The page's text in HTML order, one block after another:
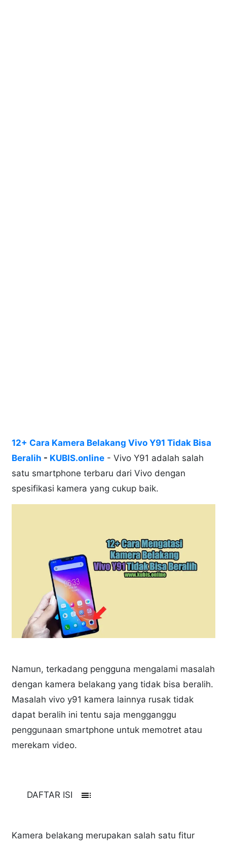
12+ Cara Kamera Belakang Vivo Y91 Tidak Bisa
Beralih - KUBIS.online - Vivo Y91 adalah salah
satu smartphone terbaru dari Vivo dengan
spesifikasi kamera yang cukup baik.
Namun, terkadang pengguna mengalami masalah
dengan kamera belakang yang tidak bisa beralih.
Masalah vivo y91 kamera lainnya rusak tidak
dapat beralih ini tentu saja mengganggu
penggunaan smartphone untuk memotret atau
merekam video.
DAFTAR ISI toc
Kamera belakang merupakan salah satu fitur